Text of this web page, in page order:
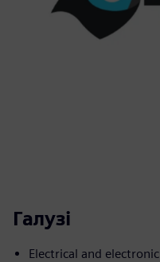
Галузі
Electrical and electronic